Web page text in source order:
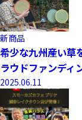
新商品
希少な九州産い草
ラウドファンディ
2025.06.11